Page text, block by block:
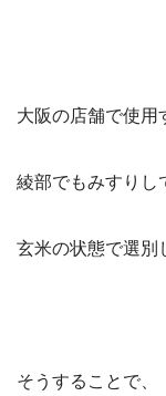
大阪の店舗で使用
綾部でもみすりし
玄米の状態で選別
そうすることで、